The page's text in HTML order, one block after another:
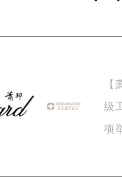
越城区胜利东路379
南湖区广益路705号嘉
红谷滩新区红谷中大
级
项